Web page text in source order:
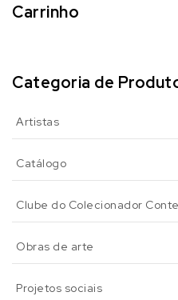
Carrinho
Categoria de
Artistas
Catálogo
Clube do Colecionador
Obras de arte
Projetos sociais